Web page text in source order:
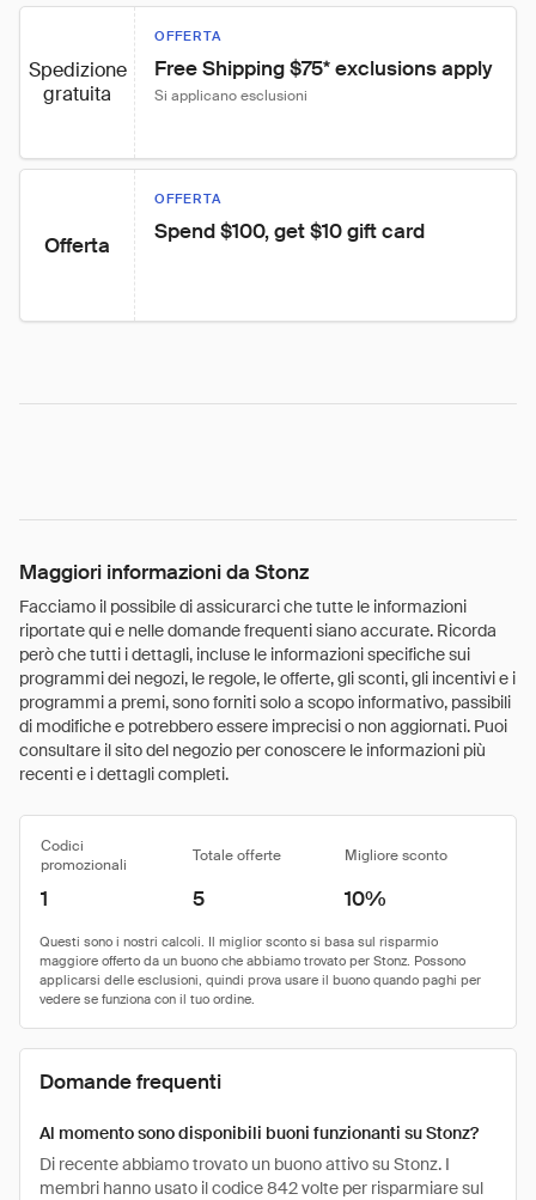
Spedizione
gratuita
OFFERTA
Free Shipping $75* exclusions apply
Si applicano esclusioni
Offerta
OFFERTA
Spend $100, get $10 gift card
Maggiori informazioni da Stonz
Facciamo il possibile di assicurarci che tutte le informazioni
riportate qui e nelle domande frequenti siano accurate. Ricorda
però che tutti i dettagli, incluse le informazioni specifiche sui
programmi dei negozi, le regole, le offerte, gli sconti, gli incentivi e i
programmi a premi, sono forniti solo a scopo informativo, passibili
di modifiche e potrebbero essere imprecisi o non aggiornati. Puoi
consultare il sito del negozio per conoscere le informazioni più
recenti e i dettagli completi.
Codici
promozionali
Totale offerte Migliore sconto
1 5 10%
Domande frequenti
Al momento sono disponibili buoni funzionanti su Stonz?
Di recente abbiamo trovato un buono attivo su Stonz. I
membri hanno usato il codice 842 volte per risparmiare sul